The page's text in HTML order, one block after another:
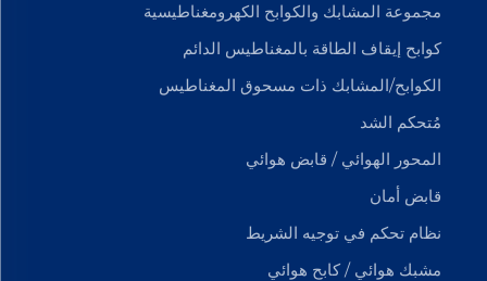
مجموعة المشابك والكوابح الكهرومغناطيسية
كوابح إيقاف الطاقة بالمغناطيس الدائم
الكوابح/المشابك ذات مسحوق المغناطيس
مُتحكم الشد
المحور الهوائي / قابض هوائي
قابض أمان
نظام تحكم في توجيه الشريط
مشبك هوائي / كابح هوائي